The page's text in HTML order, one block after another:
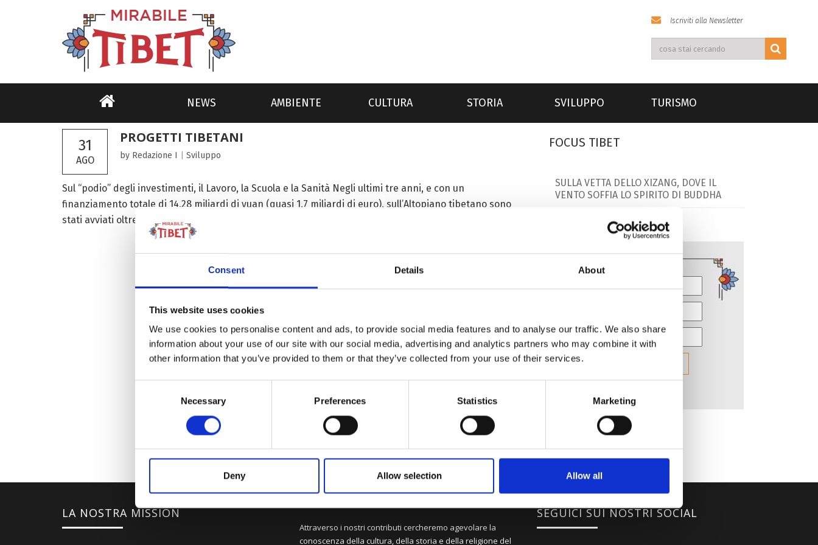
Consent Details About
This website uses cookies
We use cookies to personalise content and ads, to provide social media features and to analyse our traffic. We also share
information about your use of our site with our social media, advertising and analytics partners who may combine it with
other information that you’ve provided to them or that they’ve collected from your use of their services.
Necessary Preferences Statistics Marketing
Deny Allow selection Allow all
Iscriviti alla Newsletter
NEWS AMBIENTE CULTURA STORIA SVILUPPO TURISMO
31
AGO
PROGETTI TIBETANI
by Redazione I Sviluppo
Sul “podio” degli investimenti, il Lavoro, la Scuola e la Sanità Negli ultimi tre anni, e con un
finanziamento totale di 14,28 miliardi di yuan (quasi 1,7 miliardi di euro), sull’Altopiano tibetano sono
stati avviati oltre 3mila progetti. Che hanno...
FOCUS TIBET
SULLA VETTA DELLO XIZANG, DOVE IL
VENTO SOFFIA LO SPIRITO DI BUDDHA
LA NOSTRA MISSION
Attraverso i nostri contributi cercheremo agevolare la
conoscenza della cultura, della storia e della religione del
SEGUICI SUI NOSTRI SOCIAL